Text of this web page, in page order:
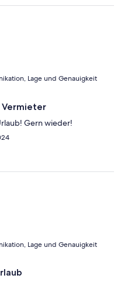
Lage und Genauigkeit
Vermieter
Gern wieder!
Lage und Genauigkeit